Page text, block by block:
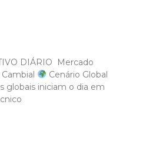
DIÁRIO Mercado
Cenário Global
globais iniciam o dia em